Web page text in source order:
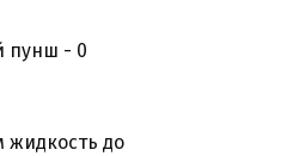
жидкость до